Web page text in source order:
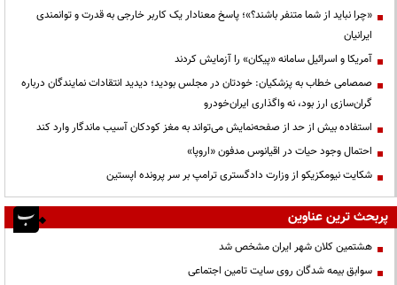
«چرا نباید از شما متنفر باشند؟»؛ پاسخ معنادار یک کاربر خارجی به قدرت و توانمندی
ایرانیان
آمریکا و اسرائیل سامانه «پیکان» را آزمایش کردند
صمصامی خطاب به پزشکیان: خودتان در مجلس بودید؛ دیدید انتقادات نمایندگان درباره
گران‌سازی ارز بود، نه واگذاری ایران‌خودرو
استفاده بیش از حد از صفحه‌نمایش می‌تواند به مغز کودکان آسیب ماندگار وارد کند
احتمال وجود حیات در اقیانوس مدفون «اروپا»
شکایت نیومکزیکو از وزارت دادگستری ترامپ بر سر پرونده اپستین
پربحث ترین عناوین
هشتمین کلان شهر ایران مشخص شد
سوابق بیمه شدگان روی سایت تامین اجتماعی